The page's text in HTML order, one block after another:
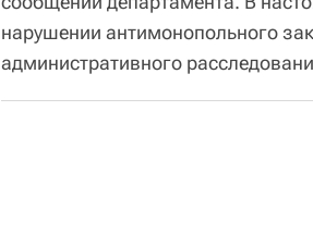
нарушении антимонопольного
административного